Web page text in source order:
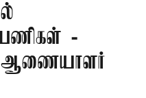
-
ஆணையாளர்